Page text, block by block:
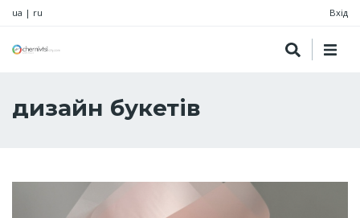
ua | ru Вхід
дизайн букетів